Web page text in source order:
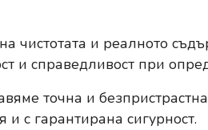
чистотата и реалното
и справедливост при
точна и
с гарантирана сигурност.